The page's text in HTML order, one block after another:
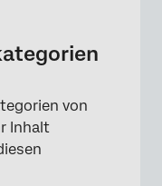
von
Inhalt